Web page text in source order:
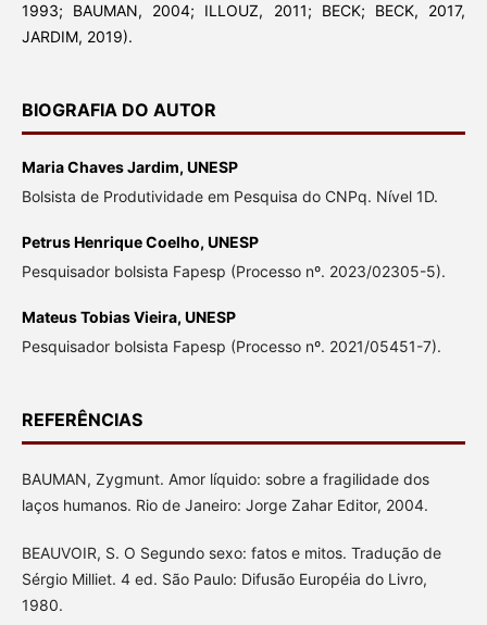
1993; BAUMAN, 2004; ILLOUZ, 2011; BECK; BECK, 2017,
JARDIM, 2019).
BIOGRAFIA DO AUTOR
Maria Chaves Jardim, UNESP
Bolsista de Produtividade em Pesquisa do CNPq. Nível 1D.
Petrus Henrique Coelho, UNESP
Pesquisador bolsista Fapesp (Processo nº. 2023/02305-5).
Mateus Tobias Vieira, UNESP
Pesquisador bolsista Fapesp (Processo nº. 2021/05451-7).
REFERÊNCIAS
BAUMAN, Zygmunt. Amor líquido: sobre a fragilidade dos
laços humanos. Rio de Janeiro: Jorge Zahar Editor, 2004.
BEAUVOIR, S. O Segundo sexo: fatos e mitos. Tradução de
Sérgio Milliet. 4 ed. São Paulo: Difusão Européia do Livro,
1980.